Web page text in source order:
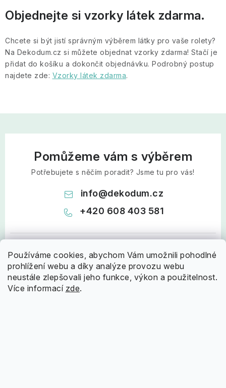
Používáme cookies, abychom Vám umožnili pohodlné
prohlížení webu a díky analýze provozu webu
neustále zlepšovali jeho funkce, výkon a použitelnost.
Více informací zde.
Objednejte si vzorky látek zdarma.
Chcete si být jistí správným výběrem látky pro vaše rolety?
Na Dekodum.cz si můžete objednat vzorky zdarma! Stačí je
přidat do košíku a dokončit objednávku. Podrobný postup
najdete zde: Vzorky látek zdarma.
Pomůžeme vám s výběrem
Potřebujete s něčím poradit? Jsme tu pro vás!
info@dekodum.cz
+420 608 403 581